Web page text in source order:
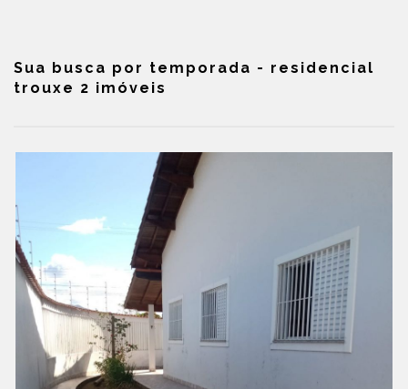
Sua busca por temporada - residencial
trouxe 2 imóveis